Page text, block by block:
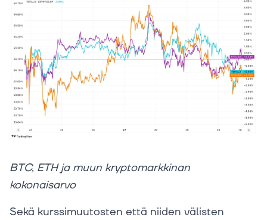
BTC, ETH ja muun kryptomarkkinan
kokonaisarvo
Sekä kurssimuutosten että niiden välisten